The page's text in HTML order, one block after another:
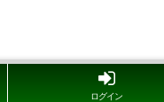
ログイン